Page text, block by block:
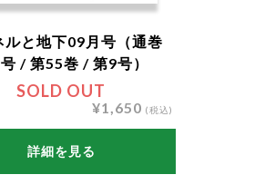
SOLD OUT
ルと地下09月号（通巻
/ 第55巻 / 第9号）
¥1,650 (税込)
詳細を見る